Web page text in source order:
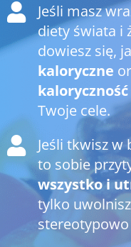
Jeśli masz
diety świata i
dowiesz się,
kaloryczne
kaloryczność
Twoje cele.
Jeśli tkwisz w
to sobie
wszystko i
tylko